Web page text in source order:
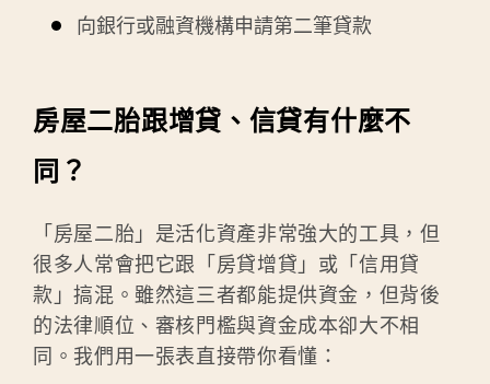
向銀行或融資機構申請第二筆貸款
房屋二胎跟增貸、信貸有什麼不
同？
「房屋二胎」是活化資產非常強大的工具，但
很多人常會把它跟「房貸增貸」或「信用貸
款」搞混。雖然這三者都能提供資金，但背後
的法律順位、審核門檻與資金成本卻大不相
同。我們用一張表直接帶你看懂：